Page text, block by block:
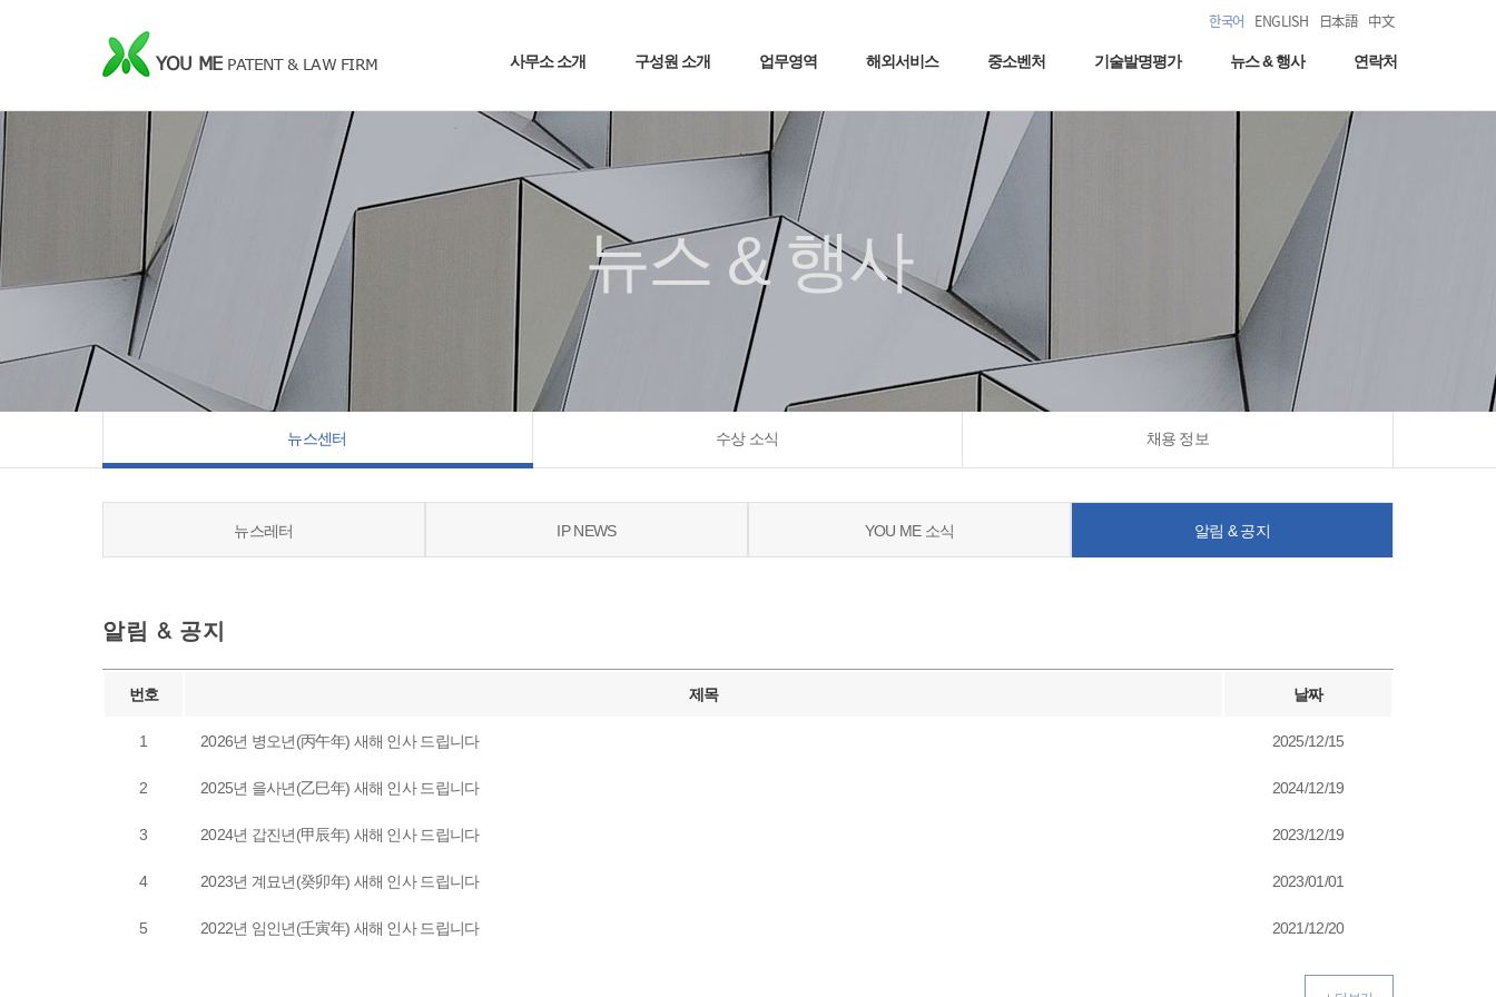
YOU ME PATENT & LAW FIRM
한국어 ENGLISH 日本語 中文
사무소 소개 구성원 소개 업무영역 해외서비스 중소벤처 기술발명평가 뉴스 & 행사 연락처
뉴스 & 행사
뉴스센터 수상 소식 채용 정보
뉴스레터 IP NEWS YOU ME 소식 알림 & 공지
알림 & 공지
번호 제목 날짜
1 2026년 병오년(丙午年) 새해 인사 드립니다 2025/12/15
2 2025년 을사년(乙巳年) 새해 인사 드립니다 2024/12/19
3 2024년 갑진년(甲辰年) 새해 인사 드립니다 2023/12/19
4 2023년 계묘년(癸卯年) 새해 인사 드립니다 2023/01/01
5 2022년 임인년(壬寅年) 새해 인사 드립니다 2021/12/20